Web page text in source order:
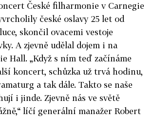
České filharmonie v Carnegie
české oslavy 25 let od
skončil ovacemi vestoje
A zjevně udělal dojem i na
Hall. „Když s ním teď začínáme
koncert, schůzka už trvá hodinu,
a tak dále. Takto se naše
i jinde. Zjevně nás ve světě
líčí generální manažer Robert